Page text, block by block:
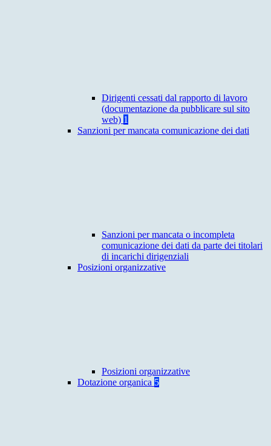
Dirigenti cessati dal rapporto di lavoro
(documentazione da pubblicare sul sito
web) 1
Sanzioni per mancata comunicazione dei dati
Sanzioni per mancata o incompleta
comunicazione dei dati da parte dei titolari
di incarichi dirigenziali
Posizioni organizzative
Posizioni organizzative
Dotazione organica 5